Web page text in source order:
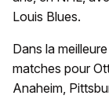
Louis Blues.
Dans la
matches pour
Anaheim,